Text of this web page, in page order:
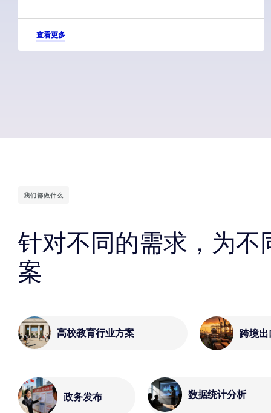
查看更多
我们都做什么
针对不同的需求，为不
案
高校教育行业方案 跨境
政务发布 数据统计分析